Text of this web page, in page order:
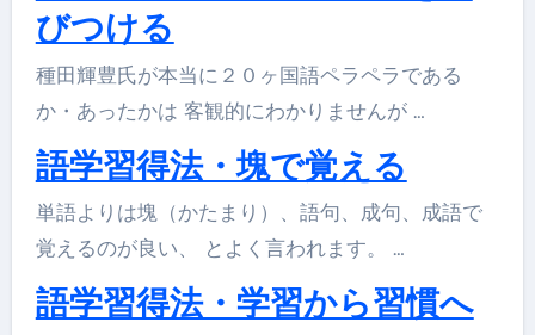
びつける
種田輝豊氏が本当に２０ヶ国語ペラペラである
か・あったかは 客観的にわかりませんが …
語学習得法・塊で覚える
単語よりは塊（かたまり）、語句、成句、成語で
覚えるのが良い、 とよく言われます。 …
語学習得法・学習から習慣へ